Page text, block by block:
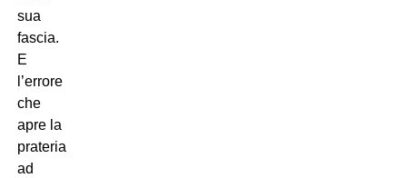
sua
fascia.
E
l’errore
che
apre la
prateria
ad